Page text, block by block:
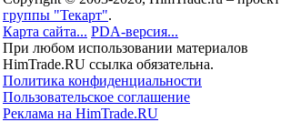
группы "Текарт".
Карта сайта... PDA-версия...
При любом использовании материалов
HimTrade.RU ссылка обязательна.
Политика конфиденциальности
Пользовательское соглашение
Реклама на HimTrade.RU